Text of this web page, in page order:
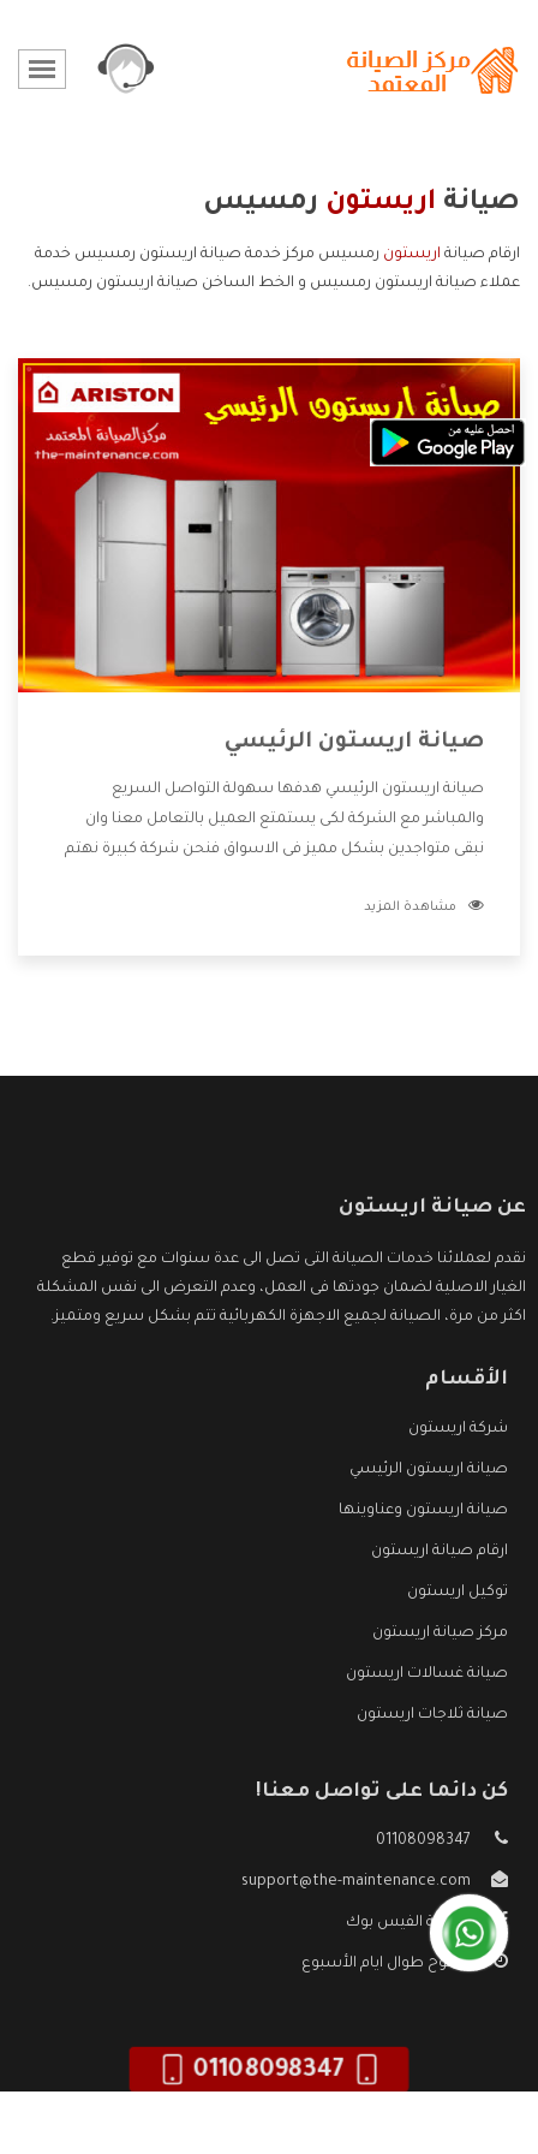
صيانة اريستون رمسيس
ارقام صيانة اريستون رمسيس مركز خدمة صيانة اريستون رمسيس خدمة
عملاء صيانة اريستون رمسيس و الخط الساخن صيانة اريستون رمسيس.
صيانة اريستون الرئيسي
صيانة اريستون الرئيسي هدفها سهولة التواصل السريع
والمباشر مع الشركة لكى يستمتع العميل بالتعامل معنا وان
نبقى متواجدين بشكل مميز فى الاسواق فنحن شركة كبيرة نهتم
الشركة بها والتى تكون منها خدمة الصيانة التى تكون من أهم
مشاهدة المزيد
عن صيانة اريستون
نقدم لعملائنا خدمات الصيانة التى تصل الى عدة سنوات مع توفير قطع
الغيار الاصلية لضمان جودتها فى العمل، وعدم التعرض الى نفس المشكلة
اكثر من مرة، الصيانة لجميع الاجهزة الكهربائية تتم بشكل سريع ومتميز.
الأقسام
شركة اريستون
صيانة اريستون الرئيسي
صيانة اريستون وعناوينها
ارقام صيانة اريستون
توكيل اريستون
مركز صيانة اريستون
صيانة غسالات اريستون
صيانة ثلاجات اريستون
كن دائما على تواصل معنا!
01108098347
support@the-maintenance.com
صفحة الفيس بوك
مفتوح طوال ايام الأسبوع
01108098347